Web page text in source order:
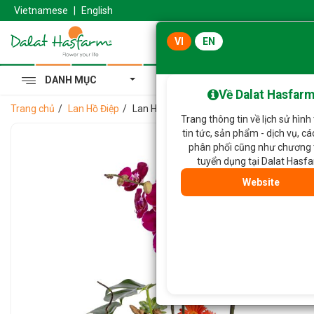
Vietnamese English
DANH MỤC
Trang chủ Lan Hồ Điệp Lan Hồ Điệp Viên Mãn 117
VI EN
Về Dalat Hasfarm
Trang thông tin về lịch sử hình
tin tức, sản phẩm - dịch vụ,
phân phối cũng như chương
tuyển dụng tại Dalat
Website